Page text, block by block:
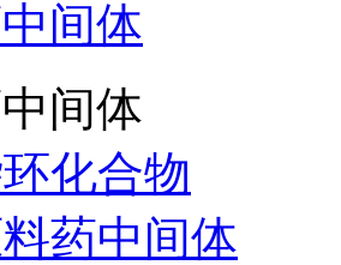
间体
间体
化合物
药中间体